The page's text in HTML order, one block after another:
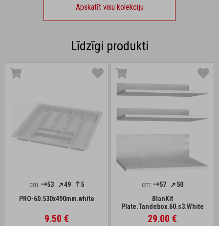
Apskatīt visu kolekciju
Līdzīgi produkti
cm: 53 49
5
PRO-60.530x490mm.white
9.50 €
cm: 57
50
BlanKit
Plate.Tandebox.60.s3.White
29.00 €